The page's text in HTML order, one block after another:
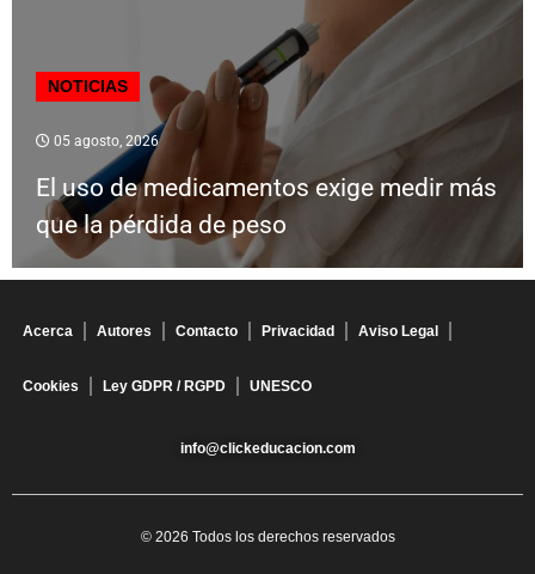
NOTICIAS
05 agosto, 2026
El uso de medicamentos exige medir más
que la pérdida de peso
Acerca Autores Contacto Privacidad Aviso Legal
Cookies Ley GDPR / RGPD UNESCO
info@clickeducacion.com
© 2026 Todos los derechos reservados